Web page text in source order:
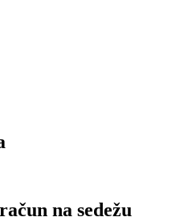
na sedežu